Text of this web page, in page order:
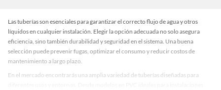
Las tuberías son esenciales para garantizar el correcto flujo de agua y otros
líquidos en cualquier instalación. Elegir la opción adecuada no solo asegura
eficiencia, sino también durabilidad y seguridad en el sistema. Una buena
selección puede prevenir fugas, optimizar el consumo y reducir costos de
mantenimiento a largo plazo.
En el mercado encontrarás una amplia variedad de tuberías diseñadas para